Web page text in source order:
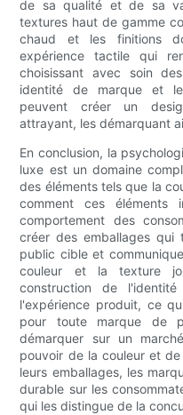
de sa qualité et de sa
textures haut de gamme
chaud et les finitions
expérience tactile qui
choisissant avec soin
identité de marque et
peuvent créer un
attrayant, les démarquant
En conclusion, la
luxe est un domaine
des éléments tels que la
comment ces éléments
comportement des
créer des emballages qui
public cible et
couleur et la texture
construction de
l'expérience produit, ce
pour toute marque de
démarquer sur un
pouvoir de la couleur et
leurs emballages, les
durable sur les
qui les distingue de la